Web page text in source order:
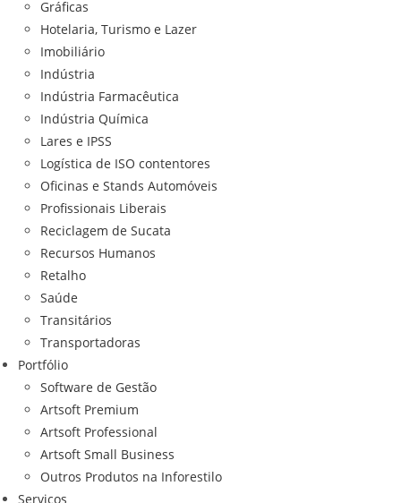
Gráficas
Hotelaria, Turismo e Lazer
Imobiliário
Indústria
Indústria Farmacêutica
Indústria Química
Lares e IPSS
Logística de ISO contentores
Oficinas e Stands Automóveis
Profissionais Liberais
Reciclagem de Sucata
Recursos Humanos
Retalho
Saúde
Transitários
Transportadoras
Portfólio
Software de Gestão
Artsoft Premium
Artsoft Professional
Artsoft Small Business
Outros Produtos na Inforestilo
Serviços